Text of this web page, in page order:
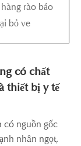
rào bảo
bỏ ve
có chất
thiết bị y tế
có nguồn gốc
nhân ngọt,